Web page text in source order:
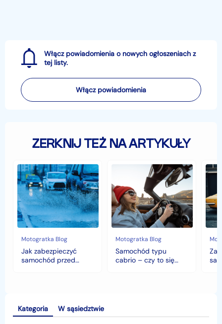
Włącz powiadomienia o nowych ogłoszeniach z
tej listy.
Włącz powiadomienia
ZERKNIJ TEŻ NA ARTYKUŁY
Jak
zabezpieczyć
samochód
przed
jesiennymi
chłodami
i
deszczem?
Motogratka Blog
Jak zabezpieczyć
samochód przed
Samochód
cabrio
–
czy
to
się
opłaca
w
polskim
klimacie?
Motogratka Blog
Samochód typu
cabrio – czy to się
czyli
Kategoria W sąsiedztwie